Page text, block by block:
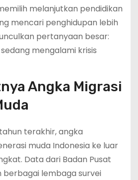
melanjutkan pendidikan
mencari penghidupan lebih
pertanyaan besar:
mengalami krisis
Angka Migrasi
terakhir, angka
muda Indonesia ke luar
Data dari Badan Pusat
berbagai lembaga survei